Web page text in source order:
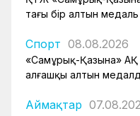
тағы бір алтын
Спорт 08.08.2026
«Самұрық-Қазына»
алғашқы алтын
Аймақтар